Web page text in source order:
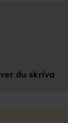
du skriva